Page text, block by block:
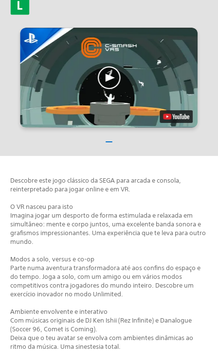
Descobre este jogo clássico da SEGA para arcada e consola,
reinterpretado para jogar online e em VR.
O VR nasceu para isto
Imagina jogar um desporto de forma estimulada e relaxada em
simultâneo: mente e corpo juntos, uma excelente banda sonora e
grafismos impressionantes. Uma experiência que te leva para outro
mundo.
Modos a solo, versus e co-op
Parte numa aventura transformadora até aos confins do espaço e
do tempo. Joga a solo, com um amigo ou em vários modos
competitivos contra jogadores do mundo inteiro. Descobre um
exercício inovador no modo Unlimited.
Ambiente envolvente e interativo
Com músicas originais de DJ Ken Ishii (Rez Infinite) e Danalogue
(Soccer 96, Comet is Coming).
Deixa que o teu avatar se envolva com ambientes dinâmicas ao
ritmo da música. Uma sinestesia total.